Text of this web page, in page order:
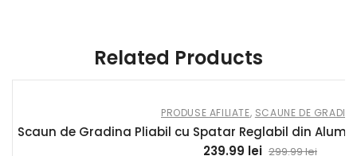
Related Products
PRODUSE AFILIATE, SCAUNE DE
Scaun de Gradina Pliabil cu Spatar Reglabil din
299.99lei
239.99 lei